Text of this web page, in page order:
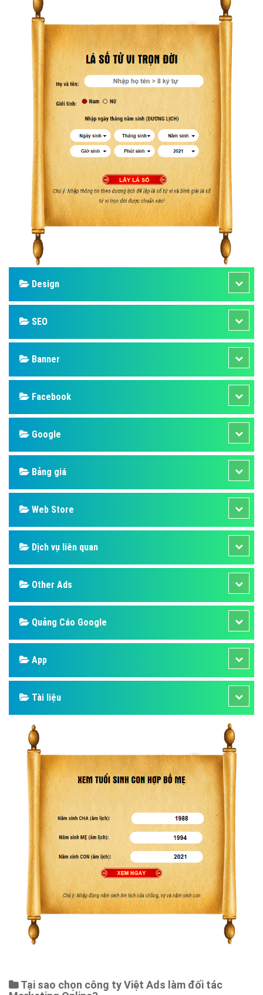
Design
SEO
Banner
Facebook
Google
Bảng giá
Web Store
Dịch vụ liên quan
Other Ads
Quảng Cáo Google
App
Tài liệu
Tại sao chọn công ty Việt Ads làm đối tác